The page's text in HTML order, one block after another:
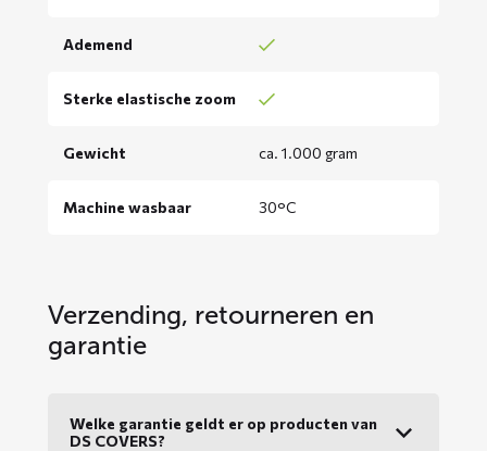
Ademend
Sterke elastische zoom
Gewicht ca. 1.000 gram
Machine wasbaar 30°C
Verzending, retourneren en
garantie
Welke garantie geldt er op producten van
DS COVERS?